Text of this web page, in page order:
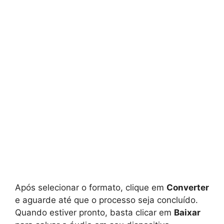
Após selecionar o formato, clique em Converter
e aguarde até que o processo seja concluído.
Quando estiver pronto, basta clicar em Baixar